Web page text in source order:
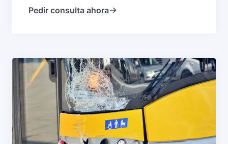
Pedir consulta ahora